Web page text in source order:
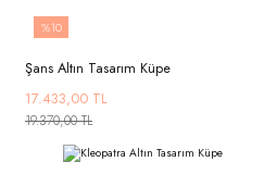
%10
Şans Altın Tasarım Küpe
17.433,00 TL
19.370,00 TL